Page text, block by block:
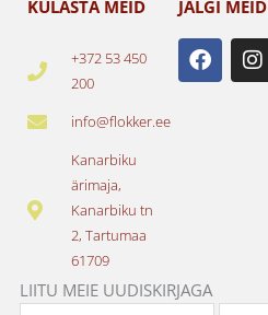
KÜLASTA MEID
+372 53 450
200
info@flokker.ee
Kanarbiku
ärimaja,
Kanarbiku tn
2, Tartumaa
61709
JÄLGI MEID
F
a
c
I
n
s
LIITU MEIE UUDISKIRJAGA